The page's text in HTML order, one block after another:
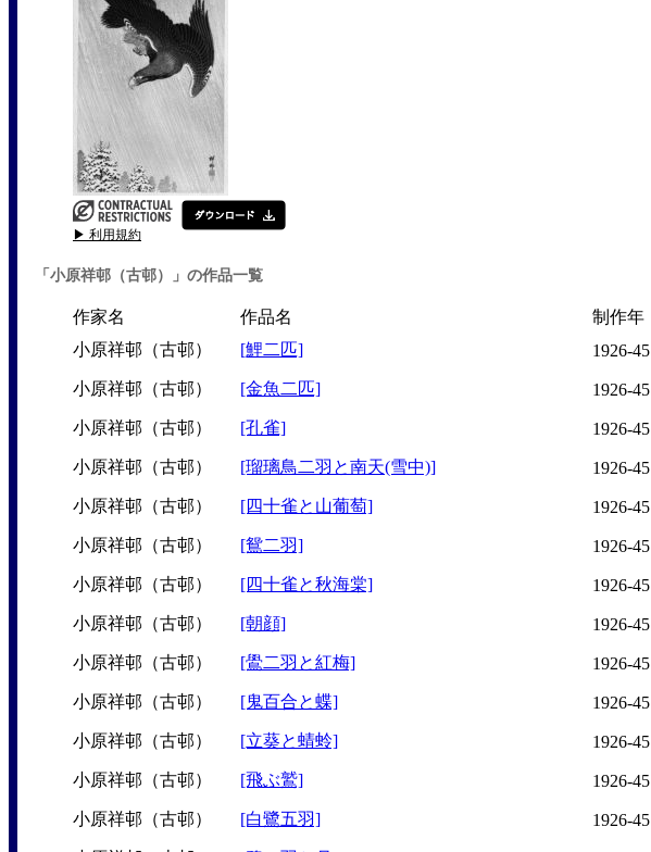
▶ 利用規約
「小原祥邨（古邨）」の作品一覧
作家名 作品名 制作年
小原祥邨（古邨）
[鯉二匹] 1926-45
小原祥邨（古邨） [金魚二匹] 1926-45
小原祥邨（古邨） [孔雀] 1926-45
小原祥邨（古邨） [瑠璃鳥二羽と南天(雪中)] 1926-45
小原祥邨（古邨） [四十雀と山葡萄] 1926-45
小原祥邨（古邨） [鴛二羽] 1926-45
小原祥邨（古邨） [四十雀と秋海棠] 1926-45
小原祥邨（古邨） [朝顔] 1926-45
小原祥邨（古邨） [鷽二羽と紅梅] 1926-45
小原祥邨（古邨） [鬼百合と蝶] 1926-45
小原祥邨（古邨） [立葵と蜻蛉] 1926-45
小原祥邨（古邨） [飛ぶ鷲] 1926-45
小原祥邨（古邨） [白鷺五羽] 1926-45